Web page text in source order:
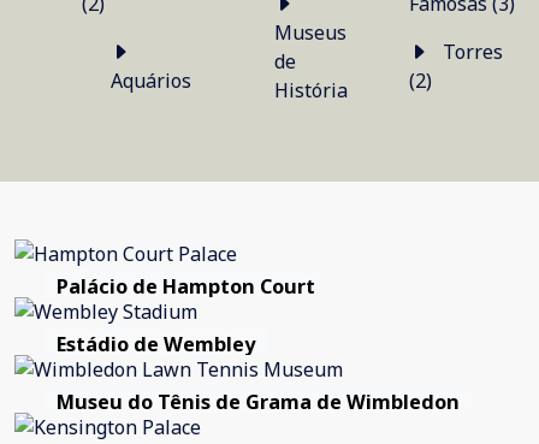
Aquários
Museus
de
História
(2)
Palácio de Hampton Court
Estádio de Wembley
Museu do Tênis de Grama de Wimbledon